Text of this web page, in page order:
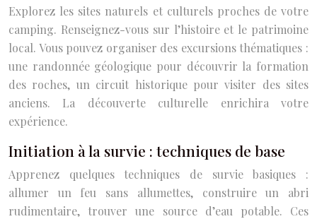
Explorez les sites naturels et culturels proches de votre
camping. Renseignez-vous sur l’histoire et le patrimoine
local. Vous pouvez organiser des excursions thématiques :
une randonnée géologique pour découvrir la formation
des roches, un circuit historique pour visiter des sites
anciens. La découverte culturelle enrichira votre
expérience.
Initiation à la survie : techniques de base
Apprenez quelques techniques de survie basiques :
allumer un feu sans allumettes, construire un abri
rudimentaire, trouver une source d’eau potable. Ces